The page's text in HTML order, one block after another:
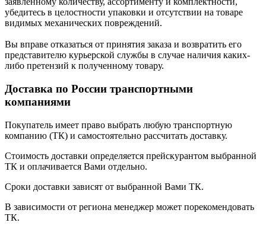
убедитесь в целостности упаковки и отсутствии на товаре
видимых механических повреждений.
Вы вправе отказаться от принятия заказа и возвратить его
представителю курьерской службы в случае наличия каких-
либо претензий к полученному товару.
Доставка по России транспортными
компаниями
Покупатель имеет право выбрать любую транспортную
компанию (ТК) и самостоятельно рассчитать доставку.
Стоимость доставки определяется прейскурантом выбранной
ТК и оплачивается Вами отдельно.
Сроки доставки зависят от выбранной Вами ТК.
В зависимости от региона менеджер может порекомендовать
ТК.